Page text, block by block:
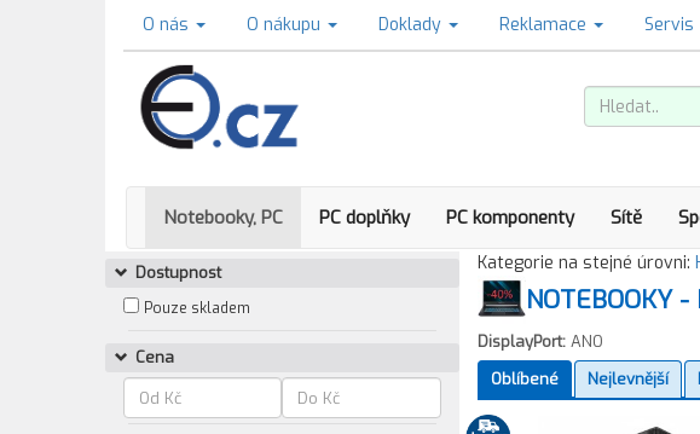
O nás O nákupu Doklady Reklamace Servis
Notebooky, PC PC doplňky PC komponenty Sítě
Dostupnost
Pouze skladem
Cena
Kategorie na stejné úrovni:
NOTEBOOKY
DisplayPort:ANO
Oblíbené
Nejlevnější